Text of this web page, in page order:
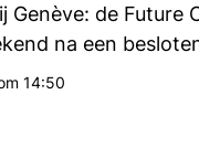
Genève: de Future
na een
14:50